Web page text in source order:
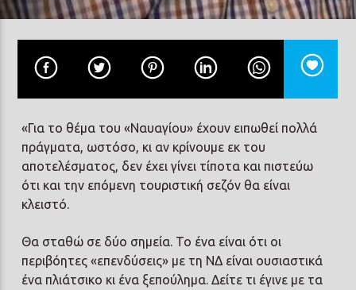
«Για το θέμα του «Ναυαγίου» έχουν ειπωθεί πολλά
πράγματα, ωστόσο, κι αν κρίνουμε εκ του
αποτελέσματος, δεν έχει γίνει τίποτα και πιστεύω
ότι και την επόμενη τουριστική σεζόν θα είναι
κλειστό.
Θα σταθώ σε δύο σημεία. Το ένα είναι ότι οι
περιβόητες «επενδύσεις» με τη ΝΔ είναι ουσιαστικά
ένα πλιάτσικο κι ένα ξεπούλημα. Δείτε τι έγινε με τα